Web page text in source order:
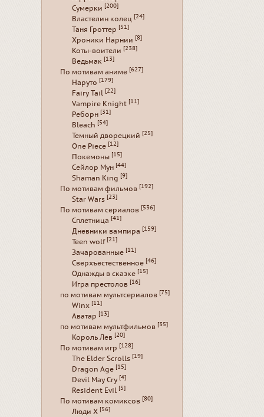
Сумерки [200]
Властелин колец [24]
Таня Гроттер [51]
Хроники Нарнии [8]
Коты-воители [238]
Ведьмак [13]
По мотивам аниме [627]
Наруто [179]
Fairy Tail [22]
Vampire Knight [11]
Реборн [31]
Bleach [54]
Темный дворецкий [25]
One Piece [12]
Покемоны [15]
Сейлор Мун [44]
Shaman King [9]
По мотивам фильмов [192]
Star Wars [23]
По мотивам сериалов [536]
Сплетница [41]
Дневники вампира [159]
Teen wolf [21]
Зачарованные [11]
Сверхъестественное [46]
Однажды в сказке [15]
Игра престолов [16]
по мотивам мультсериалов [75]
Winx [11]
Аватар [13]
по мотивам мультфильмов [35]
Король Лев [20]
По мотивам игр [128]
The Elder Scrolls [19]
Dragon Age [15]
Devil May Cry [4]
Resident Evil [5]
По мотивам комиксов [80]
Люди Х [56]